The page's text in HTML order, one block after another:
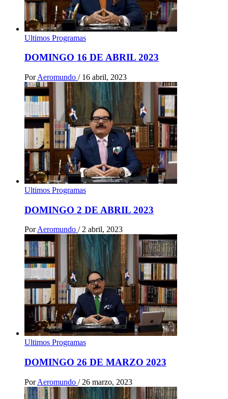
Ultimos Programas
DOMINGO 16 DE ABRIL 2023
Por Aeromundo / 16 abril, 2023
Ultimos Programas
DOMINGO 2 DE ABRIL 2023
Por Aeromundo / 2 abril, 2023
Ultimos Programas
DOMINGO 26 DE MARZO 2023
Por Aeromundo / 26 marzo, 2023